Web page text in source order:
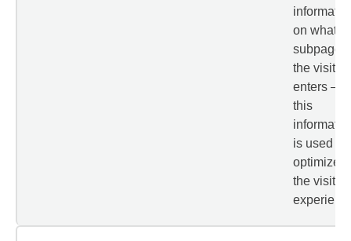
on what
subpages
the visitor
enters –
this
is used to
optimize
the